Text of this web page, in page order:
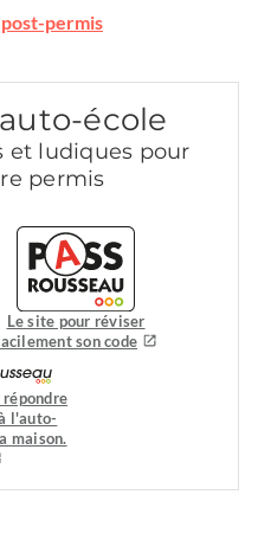
permis
école
et ludiques pour
permis
Le site pour réviser
son code
répondre
l'auto-
maison.